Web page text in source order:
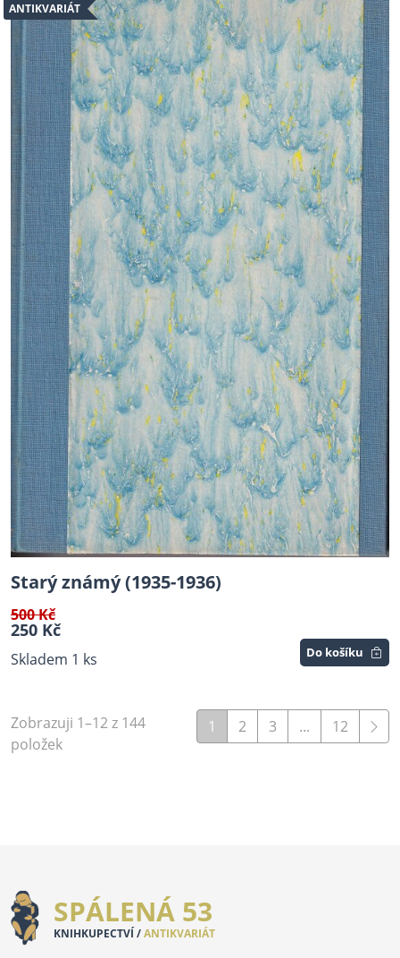
ANTIKVARIÁT
Starý známý (1935-1936)
500 Kč
250 Kč
Skladem 1 ks Do košíku
Zobrazuji 1–12 z 144
položek
1 2 3 ... 12
SPÁLENÁ 53
KNIHKUPECTVÍ /ANTIKVARIÁT